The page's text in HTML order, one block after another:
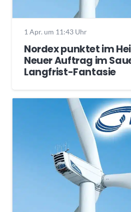
1 Apr. um 11:43 Uhr
Nordex punktet im
Neuer Auftrag im
Langfrist-Fantasie